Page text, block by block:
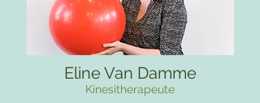
Eline Van Damme
Kinesitherapeute